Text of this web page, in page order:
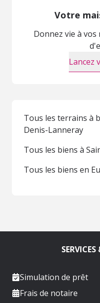
Votre
Donnez vie à
Lancez
Tous les terrains à
Denis-Lanneray
Tous les biens à
Tous les biens en
Simulation de prêt
Frais de notaire